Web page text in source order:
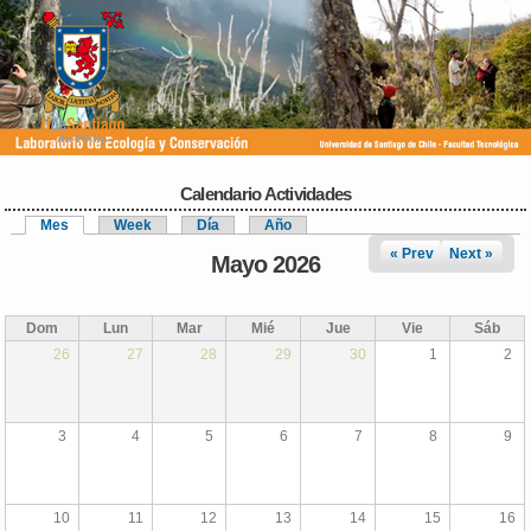
Pasar al
contenido
principal
Calendario Actividades
Solapas principales
Mes (solapa activa)
Week Día Año
Mayo 2026 « Prev Next »
Dom Lun Mar Mié Jue Vie
Sáb
26
27 28 29 30 1 2
3 4 5 6 7 8 9
10 11 12 13 14 15 16